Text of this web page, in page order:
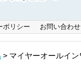
ポリシー お問い合わせ
> マイヤーオールイ